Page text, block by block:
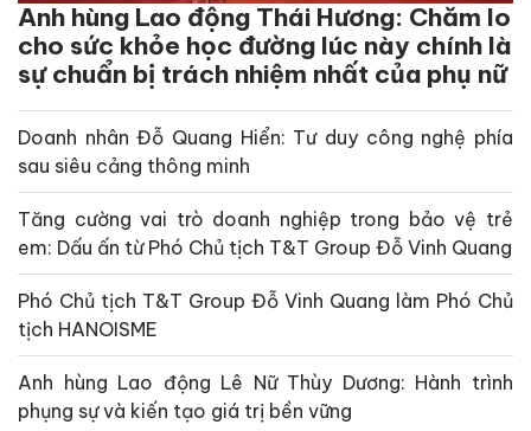
Anh hùng Lao động Thái Hương: Chăm lo
cho sức khỏe học đường lúc này chính là
sự chuẩn bị trách nhiệm nhất của phụ nữ
Doanh nhân Đỗ Quang Hiển: Tư duy công nghệ phía
sau siêu cảng thông minh
Tăng cường vai trò doanh nghiệp trong bảo vệ trẻ
em: Dấu ấn từ Phó Chủ tịch T&T Group Đỗ Vinh Quang
Phó Chủ tịch T&T Group Đỗ Vinh Quang làm Phó Chủ
tịch HANOISME
Anh hùng Lao động Lê Nữ Thùy Dương: Hành trình
phụng sự và kiến tạo giá trị bền vững